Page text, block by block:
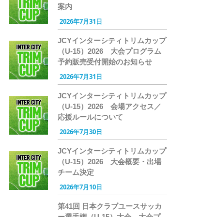
案内
2026年7月31日
JCYインターシティトリムカップ
（U-15）2026 大会プログラム
予約販売受付開始のお知らせ
2026年7月31日
JCYインターシティトリムカップ
（U-15）2026 会場アクセス／
応援ルールについて
2026年7月30日
JCYインターシティトリムカップ
（U-15）2026 大会概要・出場
チーム決定
2026年7月10日
第41回 日本クラブユースサッカ